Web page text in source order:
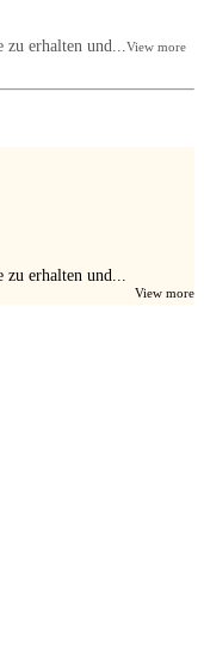
zu erhalten und...View more
zu erhalten und...
View more